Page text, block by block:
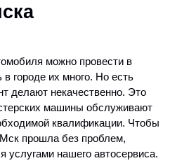
можно провести в
городе их много. Но есть
делают некачественно. Это
машины обслуживают
квалификации. Чтобы
прошла без проблем,
услугами нашего автосервиса.